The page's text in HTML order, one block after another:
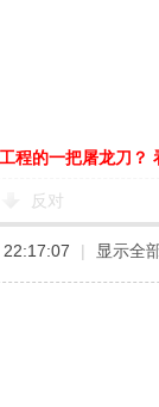
程的一把屠龙刀？
反对
| 显示全